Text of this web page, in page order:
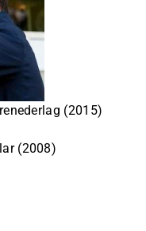
(2015)
(2008)